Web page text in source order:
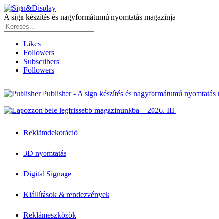
A sign készítés és nagyformátumú nyomtatás magazinja
Likes
Followers
Subscribers
Followers
Publisher - A sign készítés és nagyformátumú nyomtatás
Reklámdekoráció
3D nyomtatás
Digital Signage
Kiállítások & rendezvények
Reklámeszközök